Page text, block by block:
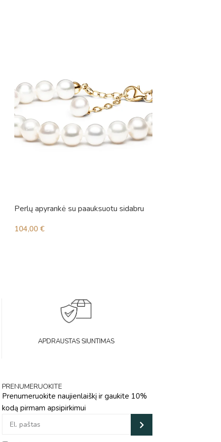
Perlų apyrankė su paauksuotu sidabru
104,00 €
APDRAUSTAS SIUNTIMAS
PRENUMERUOKITE
Prenumeruokite naujienlaiškį ir gaukite 10%
kodą pirmam apsipirkimui